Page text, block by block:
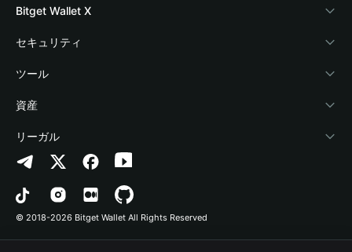
ブログ
アカデミー
暗号資産ニュース
Help Center
お問い合わせ
ブランドリソース
キャリア
Crypto Card
Stablecoin Earn
Payfi Crypto
Crypto Swap API
Altcoin Season Index
Prediction Markets
DApp
Bitget Wallet X
デベロッパー
ウォレットを接続
Bitget Wallet Pay
プロジェクトを掲載
セキュリティ
保護基金
セキュリティ技術
ツール
暗号資産を購入
認証検出
コントラクト検出
一括送金
資産
Arbitrum
Avalanche
Bitcoin
リーガル
プライバシーポリシー
利用規約
© 2018-2026 Bitget Wallet All Rights Reserved